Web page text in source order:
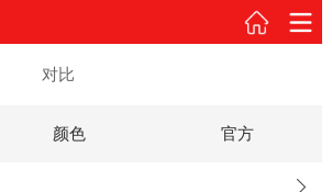
对比
颜色 官方